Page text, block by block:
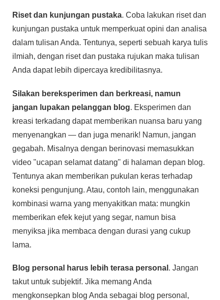
Riset dan kunjungan pustaka. Coba lakukan riset dan
kunjungan pustaka untuk memperkuat opini dan analisa
dalam tulisan Anda. Tentunya, seperti sebuah karya tulis
ilmiah, dengan riset dan pustaka rujukan maka tulisan
Anda dapat lebih dipercaya kredibilitasnya.
Silakan bereksperimen dan berkreasi, namun
jangan lupakan pelanggan blog. Eksperimen dan
kreasi terkadang dapat memberikan nuansa baru yang
menyenangkan — dan juga menarik! Namun, jangan
gegabah. Misalnya dengan berinovasi memasukkan
video "ucapan selamat datang" di halaman depan blog.
Tentunya akan memberikan pukulan keras terhadap
koneksi pengunjung. Atau, contoh lain, menggunakan
kombinasi warna yang menyakitkan mata: mungkin
memberikan efek kejut yang segar, namun bisa
menyiksa jika membaca dengan durasi yang cukup
lama.
Blog personal harus lebih terasa personal . Jangan
takut untuk subjektif. Jika memang Anda
mengkonsepkan blog Anda sebagai blog personal,